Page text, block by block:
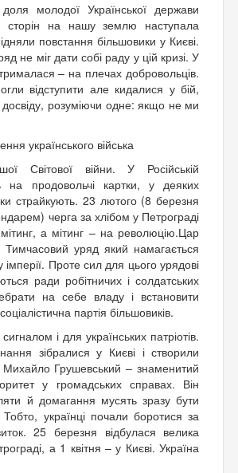
молодої Української держави
сторін на нашу землю наступала
повстання більшовики у Києві.
не міг дати собі раду у цій кризі. У
– на плечах добровольців.
відступити але кидалися у бій,
досвіду, розуміючи одне: якщо не ми
українського війська
Світової війни. У Російській
на продовольчі картки, у деяких
страйкують. 23 лютого (8 березня
черга за хлібом у Петрограді
а мітинг – на революцію.Цар
Тимчасовий уряд який намагається
Проте сил для цього урядові
ради робітничих і солдатських
на себе владу і встановити
партія більшовиків.
і для українських патріотів.
зібралися у Києві і створили
Грушевський – знаменитий
у громадських справах. Він
й домагання мусять зразу бути
українці почали боротися за
25 березня відбулася велика
а 1 квітня – у Києві. Україна